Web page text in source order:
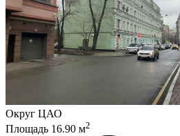
Округ ЦАО
Площадь 16.90 м2